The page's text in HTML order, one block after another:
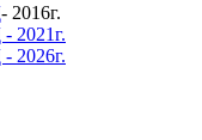
- 2016г.
2021г.
2026г.